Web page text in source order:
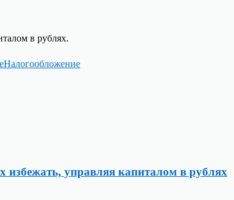
в рублях.
Налогообложение
управляя капиталом в рублях